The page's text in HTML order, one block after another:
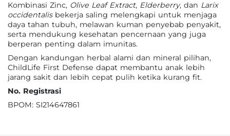
Kombinasi Zinc, Olive Leaf Extract, Elderberry, dan Larix
occidentalisbekerja saling melengkapi untuk menjaga
daya tahan tubuh, melawan kuman penyebab penyakit,
serta mendukung kesehatan pencernaan yang juga
berperan penting dalam imunitas.
Dengan kandungan herbal alami dan mineral pilihan,
ChildLife First Defense dapat membantu anak lebih
jarang sakit dan lebih cepat pulih ketika kurang fit.
No. Registrasi
BPOM: SI214647861